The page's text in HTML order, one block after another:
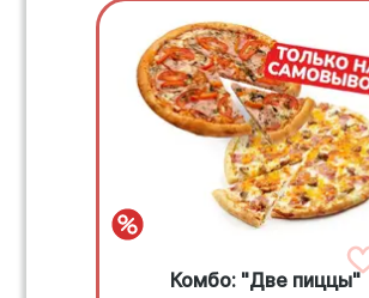
Комбо: "Две пиццы"